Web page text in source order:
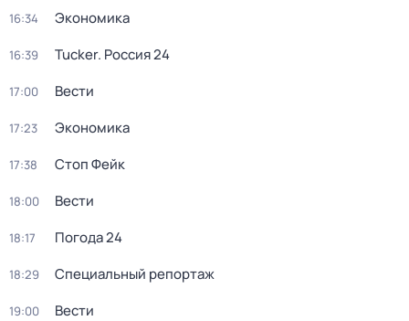
16:34 Экономика
16:39 Tucker. Россия 24
17:00 Вести
17:23 Экономика
17:38 Стоп Фейк
18:00 Вести
18:17 Погода 24
18:29 Специальный репортаж
19:00 Вести